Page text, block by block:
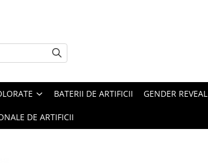
BATERII DE ARTIFICII GENDER REVEAL
DE ARTIFICII